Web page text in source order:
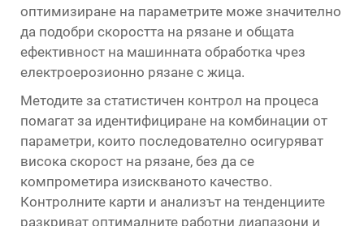
оптимизиране на параметрите може значително
да подобри скоростта на рязане и общата
ефективност на машинната обработка чрез
електроерозионно рязане с жица.
Методите за статистичен контрол на процеса
помагат за идентифициране на комбинации от
параметри, които последователно осигуряват
висока скорост на рязане, без да се
компрометира изискваното качество.
Контролните карти и анализът на тенденциите
разкриват оптималните работни диапазони и